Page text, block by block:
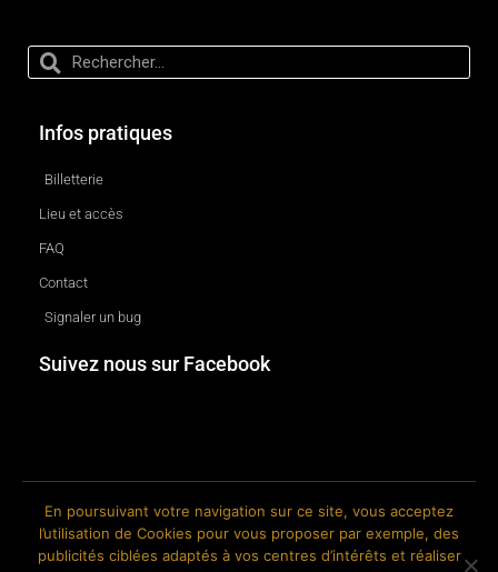
Infos pratiques
Billetterie
Lieu et accès
FAQ
Contact
Signaler un bug
Suivez nous sur Facebook
© 2018-2026 The Ink Factory. Site web réalisé par Roland CAUVIN.
En poursuivant votre navigation sur ce site, vous acceptez
l’utilisation de Cookies pour vous proposer par exemple, des
publicités ciblées adaptés à vos centres d’intérêts et réaliser